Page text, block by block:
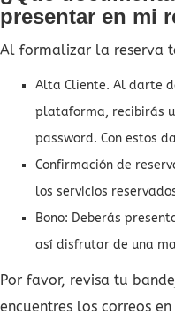
presentar en mi
Al formalizar la reserva
Alta Cliente. Al darte
plataforma, recibirás
password. Con estos
Confirmación de
los servicios
Bono: Deberás
así disfrutar de una
Por favor, revisa tu
encuentres los correos